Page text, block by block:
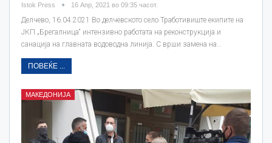
Istok Press 16 Апр, 2021 во 09:35 часот.
Делчево, 16.04.2021 Во делчевското село Тработивиште екипите на
ЈКП „Брегалница“ интензивно работата на реконструкција и
санација на главната водоводна линија. С врши замена на…
ПОВЕЌЕ ...
МАКЕДОНИЈА